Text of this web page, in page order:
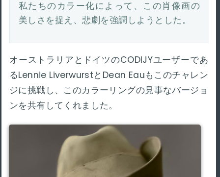
私たちのカラー化によって、この肖像画の
美しさを捉え、悲劇を強調しようとした。
オーストラリアとドイツのCODIJYユーザーであ
るLennie LiverwurstとDean Eauもこのチャレン
ジに挑戦し、このカラーリングの見事なバージョ
ンを共有してくれました。